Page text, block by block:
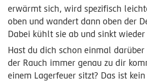
erwärmt sich, wird spezifisch
oben und wandert dann oben der
Dabei kühlt sie ab und sinkt
Hast du dich schon einmal darüber
der Rauch immer genau zu dir
einem Lagerfeuer sitzt? Das ist